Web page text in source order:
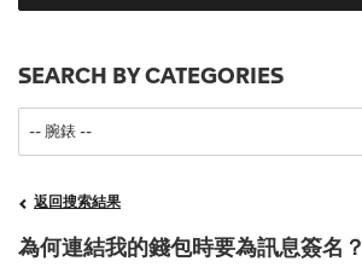
SEARCH BY CATEGORIES
返回搜索結果
為何連結我的錢包時要為訊息簽名？